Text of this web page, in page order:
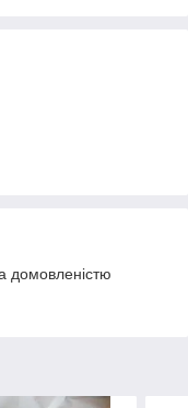
домовленістю